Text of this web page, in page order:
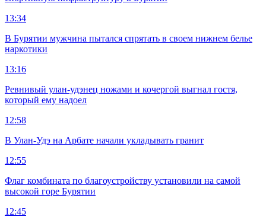
13:34
В Бурятии мужчина пытался спрятать в своем нижнем белье
наркотики
13:16
Ревнивый улан-удэнец ножами и кочергой выгнал гостя,
который ему надоел
12:58
В Улан-Удэ на Арбате начали укладывать гранит
12:55
Флаг комбината по благоустройству установили на самой
высокой горе Бурятии
12:45